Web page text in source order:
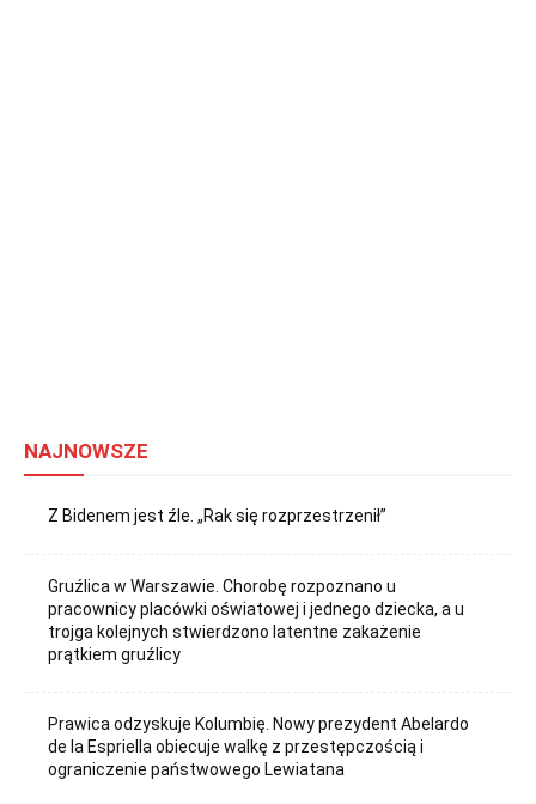
NAJNOWSZE
Z Bidenem jest źle. „Rak się rozprzestrzenił”
Gruźlica w Warszawie. Chorobę rozpoznano u
pracownicy placówki oświatowej i jednego dziecka, a u
trojga kolejnych stwierdzono latentne zakażenie
prątkiem gruźlicy
Prawica odzyskuje Kolumbię. Nowy prezydent Abelardo
de la Espriella obiecuje walkę z przestępczością i
ograniczenie państwowego Lewiatana